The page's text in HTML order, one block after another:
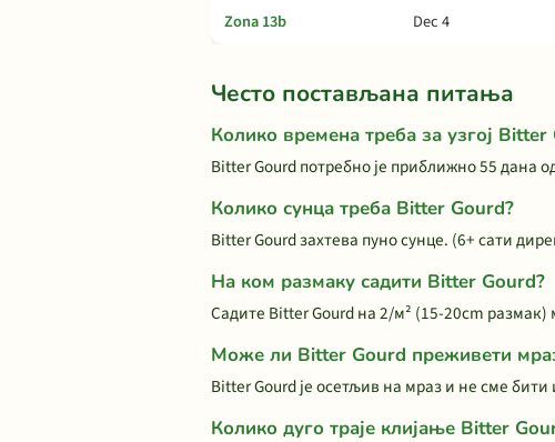
Zona 13b
Dec 4
Често постављана питања
Колико времена треба за узгој Bitter
Bitter Gourd потребно је приближно 55 дана
Колико сунца треба Bitter Gourd?
Bitter Gourd захтева пуно сунце. (6+ сати
На ком размаку садити Bitter Gourd?
Садите Bitter Gourd на 2/м² (15-20cm размак)
Може ли Bitter Gourd преживети
Bitter Gourd је осетљив на мраз и не сме
Колико дуго траје клијање Bitter